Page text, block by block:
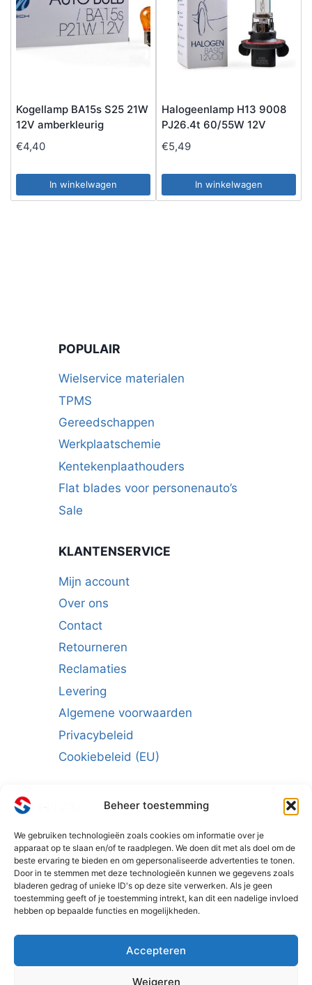
Beheer toestemming
We gebruiken technologieën zoals cookies om informatie over je
apparaat op te slaan en/of te raadplegen. We doen dit met als doel om de
beste ervaring te bieden en om gepersonaliseerde advertenties te tonen.
Door in te stemmen met deze technologieën kunnen we gegevens zoals
bladeren gedrag of unieke ID's op deze site verwerken. Als je geen
toestemming geeft of je toestemming intrekt, kan dit een nadelige invloed
hebben op bepaalde functies en mogelijkheden.
Accepteren
Weigeren
Kogellamp BA15s S25 21W
12V amberkleurig
€4,40
In winkelwagen
Halogeenlamp H13 9008
PJ26.4t 60/55W 12V
€5,49
In winkelwagen
POPULAIR
Wielservice materialen
TPMS
Gereedschappen
Werkplaatschemie
Kentekenplaathouders
Flat blades voor personenauto’s
Sale
KLANTENSERVICE
Mijn account
Over ons
Contact
Retourneren
Reclamaties
Levering
Algemene voorwaarden
Privacybeleid
Cookiebeleid (EU)
Schrijf u in voor de nieuwsbrief:
E-mailadres*